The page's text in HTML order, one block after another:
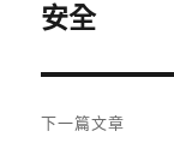
導
覽
一
文
章:
安全
下一篇文章